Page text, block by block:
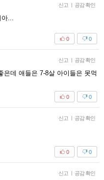
신고 공감 확인
아...
0
0
신고 공감 확인
은데 애들은 7-8살 아이들은 못먹
0
0
신고 공감 확인
0
0
신고 공감 확인